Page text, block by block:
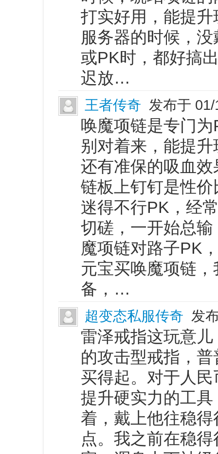
打实好用，能提
服务器的时候，
或PK时，都好搞
迟放…
王者传奇 发布于
唤魔项链是专门
别对着来，能提
还有准保的吸血
链板上钉钉是性
迷得不行PK，经
切磋，一开始总
魔项链对路子PK
元宝买唤魔项链
备，…
超变态私服传奇 发
雷泽戒指这玩意
的攻击型戒指，
买得起。对于人
提升硬实力的工
着，戴上他往稳
点。我之前在稳